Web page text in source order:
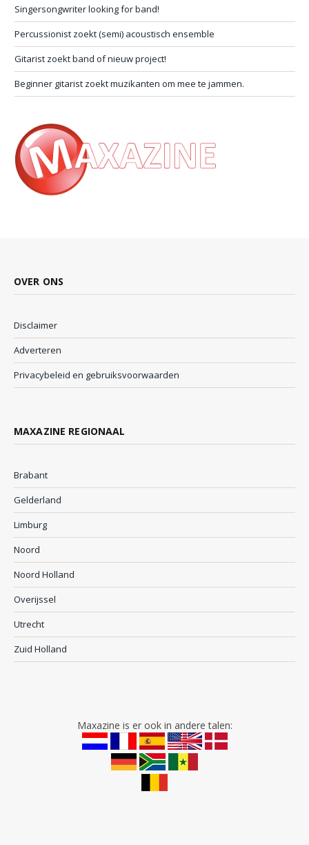
Singersongwriter looking for band!
Percussionist zoekt (semi) acoustisch ensemble
Gitarist zoekt band of nieuw project!
Beginner gitarist zoekt muzikanten om mee te jammen.
OVER ONS
Disclaimer
Adverteren
Privacybeleid en gebruiksvoorwaarden
MAXAZINE REGIONAAL
Brabant
Gelderland
Limburg
Noord
Noord Holland
Overijssel
Utrecht
Zuid Holland
Maxazine is er ook in andere talen: